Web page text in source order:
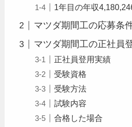
1年目の年収
マツダ期間工の応募条
マツダ期間工の正社員
正社員登用実績
受験資格
受験方法
試験内容
合格した場合